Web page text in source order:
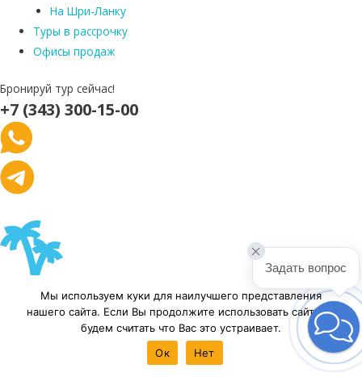
На Шри-Ланку
Туры в рассрочку
Офисы продаж
Бронируй тур сейчас!
+7 (343) 300-15-00
Мы используем куки для наилучшего представления
нашего сайта. Если Вы продолжите использовать сайт, мы
будем считать что Вас это устраивает.
Ок
Нет
Задать вопрос